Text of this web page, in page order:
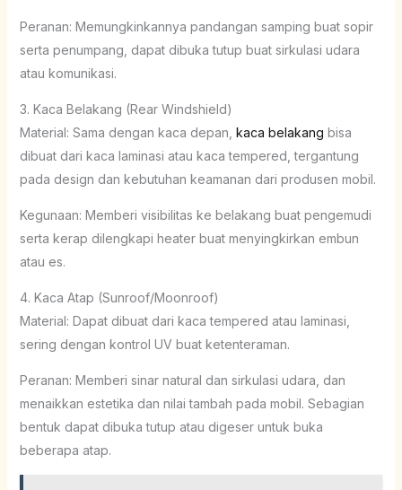
Peranan: Memungkinkannya pandangan samping buat sopir
serta penumpang, dapat dibuka tutup buat sirkulasi udara
atau komunikasi.
3. Kaca Belakang (Rear Windshield)
Material: Sama dengan kaca depan, kaca belakang bisa
dibuat dari kaca laminasi atau kaca tempered, tergantung
pada design dan kebutuhan keamanan dari produsen mobil.
Kegunaan: Memberi visibilitas ke belakang buat pengemudi
serta kerap dilengkapi heater buat menyingkirkan embun
atau es.
4. Kaca Atap (Sunroof/Moonroof)
Material: Dapat dibuat dari kaca tempered atau laminasi,
sering dengan kontrol UV buat ketenteraman.
Peranan: Memberi sinar natural dan sirkulasi udara, dan
menaikkan estetika dan nilai tambah pada mobil. Sebagian
bentuk dapat dibuka tutup atau digeser untuk buka
beberapa atap.